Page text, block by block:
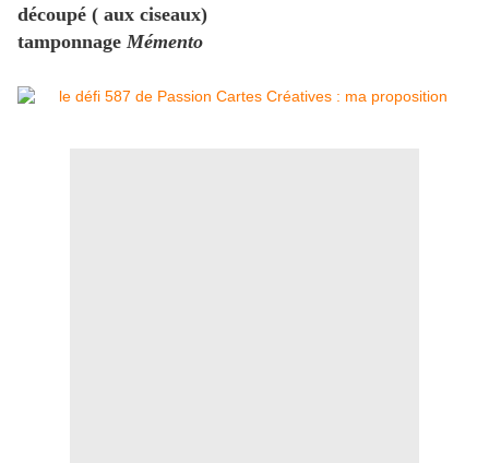
découpé ( aux ciseaux)
tamponnage Mémento